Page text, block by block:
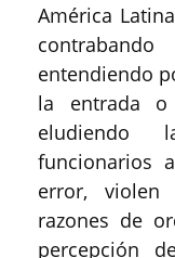
América
contrabando
entendiendo
la entrada o
eludiendo
funcionarios
error, violen
razones de
percepción